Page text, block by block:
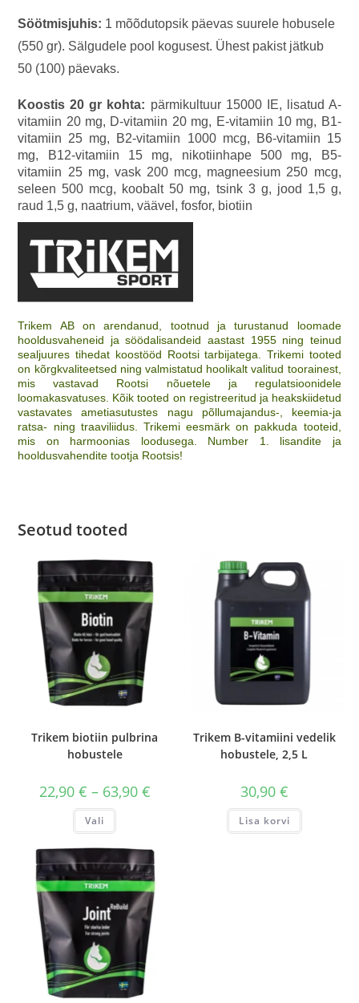
Söötmisjuhis: 1 mõõdutopsik päevas suurele hobusele
(550 gr). Sälgudele pool kogusest. Ühest pakist jätkub
50 (100) päevaks.
Koostis 20 gr kohta: pärmikultuur 15000 IE, lisatud A-
vitamiin 20 mg, D-vitamiin 20 mg, E-vitamiin 10 mg, B1-
vitamiin 25 mg, B2-vitamiin 1000 mcg, B6-vitamiin 15
mg, B12-vitamiin 15 mg, nikotiinhape 500 mg, B5-
vitamiin 25 mg, vask 200 mcg, magneesium 250 mcg,
seleen 500 mcg, koobalt 50 mg, tsink 3 g, jood 1,5 g,
raud 1,5 g, naatrium, väävel, fosfor, biotiin
Trikem AB on arendanud, tootnud ja turustanud loomade
hooldusvaheneid ja söödalisandeid aastast 1955 ning teinud
sealjuures tihedat koostööd Rootsi tarbijatega. Trikemi tooted
on kõrgkvaliteetsed ning valmistatud hoolikalt valitud toorainest,
mis vastavad Rootsi nõuetele ja regulatsioonidele
loomakasvatuses. Kõik tooted on registreeritud ja heakskiidetud
vastavates ametiasutustes nagu põllumajandus-, keemia-ja
ratsa- ning traaviliidus. Trikemi eesmärk on pakkuda tooteid,
mis on harmoonias loodusega. Number 1. lisandite ja
hooldusvahendite tootja Rootsis!
Seotud tooted
Trikem biotiin pulbrina
hobustele
22,90 € – 63,90 €Hinnavahemik:
22,90 €
Vali
Sellel
on
mitu
varianti.
Valikuid
saab
teha
tootelehel.
Trikem B-vitamiini vedelik
hobustele, 2,5 L
30,90 €
Lisa korvi